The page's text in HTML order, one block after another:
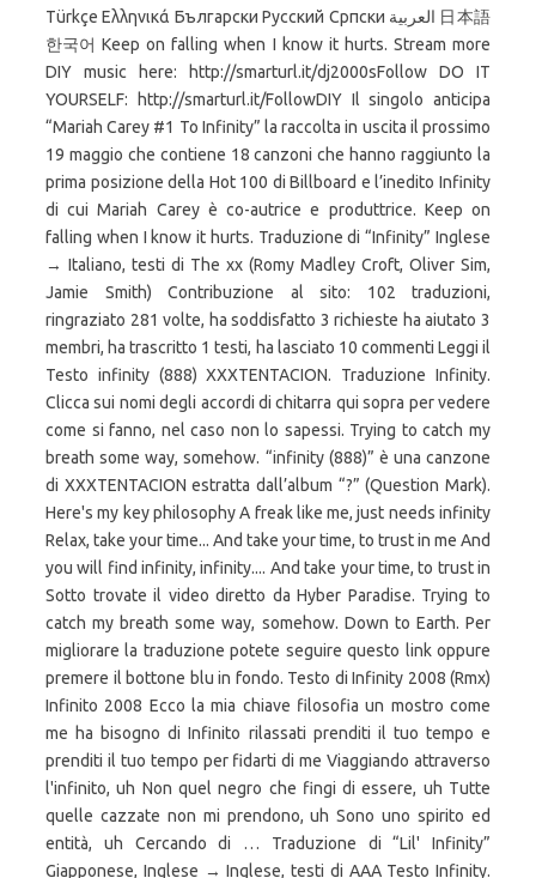
Türkçe Ελληνικά Български Русский Српски العربية 日本語
한국어 Keep on falling when I know it hurts. Stream more
DIY music here: http://smarturl.it/dj2000sFollow DO IT
YOURSELF: http://smarturl.it/FollowDIY Il singolo anticipa
“Mariah Carey #1 To Infinity” la raccolta in uscita il prossimo
19 maggio che contiene 18 canzoni che hanno raggiunto la
prima posizione della Hot 100 di Billboard e l’inedito Infinity
di cui Mariah Carey è co-autrice e produttrice. Keep on
falling when I know it hurts. Traduzione di “Infinity” Inglese
→ Italiano, testi di The xx (Romy Madley Croft, Oliver Sim,
Jamie Smith) Contribuzione al sito: 102 traduzioni,
ringraziato 281 volte, ha soddisfatto 3 richieste ha aiutato 3
membri, ha trascritto 1 testi, ha lasciato 10 commenti Leggi il
Testo infinity (888) XXXTENTACION. Traduzione Infinity.
Clicca sui nomi degli accordi di chitarra qui sopra per vedere
come si fanno, nel caso non lo sapessi. Trying to catch my
breath some way, somehow. “infinity (888)” è una canzone
di XXXTENTACION estratta dall’album “?” (Question Mark).
Here's my key philosophy A freak like me, just needs infinity
Relax, take your time... And take your time, to trust in me And
you will find infinity, infinity.... And take your time, to trust in
Sotto trovate il video diretto da Hyber Paradise. Trying to
catch my breath some way, somehow. Down to Earth. Per
migliorare la traduzione potete seguire questo link oppure
premere il bottone blu in fondo. Testo di Infinity 2008 (Rmx)
Infinito 2008 Ecco la mia chiave filosofia un mostro come
me ha bisogno di Infinito rilassati prenditi il tuo tempo e
prenditi il tuo tempo per fidarti di me Viaggiando attraverso
l'infinito, uh Non quel negro che fingi di essere, uh Tutte
quelle cazzate non mi prendono, uh Sono uno spirito ed
entità, uh Cercando di … Traduzione di “Lil' Infinity”
Giapponese, Inglese → Inglese, testi di AAA Testo Infinity.